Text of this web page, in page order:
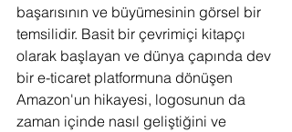
başarısının ve büyümesinin görsel bir
temsilidir. Basit bir çevrimiçi kitapçı
olarak başlayan ve dünya çapında dev
bir e-ticaret platformuna dönüşen
Amazon'un hikayesi, logosunun da
zaman içinde nasıl geliştiğini ve